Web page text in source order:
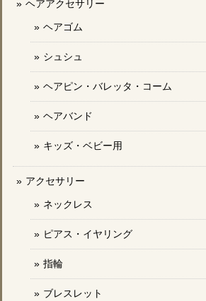
ヘアアクセサリー
ヘアゴム
シュシュ
ヘアピン・バレッタ・コーム
ヘアバンド
キッズ・ベビー用
アクセサリー
ネックレス
ピアス・イヤリング
指輪
ブレスレット